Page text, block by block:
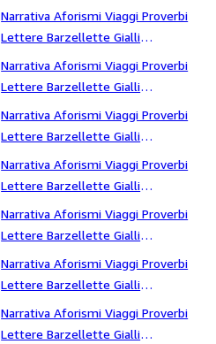
Fantascienza storia di due gemelli
Narrativa Aforismi Viaggi Proverbi
Lettere Barzellette Gialli
Fantascienza Storia di Napoli
Narrativa Aforismi Viaggi Proverbi
Lettere Barzellette Gialli
Fantascienza storia quotidiana
Narrativa Aforismi Viaggi Proverbi
Lettere Barzellette Gialli
Fantascienza storia struggente
Narrativa Aforismi Viaggi Proverbi
Lettere Barzellette Gialli
Fantascienza storia vera
Narrativa Aforismi Viaggi Proverbi
Lettere Barzellette Gialli
Fantascienza Storie
Narrativa Aforismi Viaggi Proverbi
Lettere Barzellette Gialli
Fantascienza storie da bar
Narrativa Aforismi Viaggi Proverbi
Lettere Barzellette Gialli